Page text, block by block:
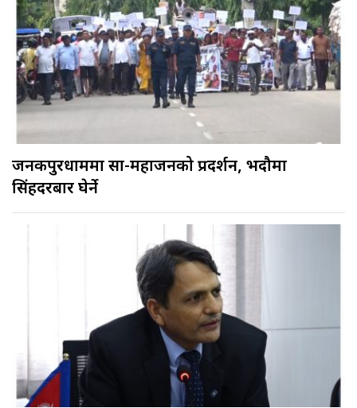
जनकपुरधाममा साहु-महाजनको प्रदर्शन, भदौमा
सिंहदरबार घेर्ने